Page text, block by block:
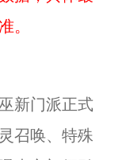
。
新门派正式
召唤、特殊